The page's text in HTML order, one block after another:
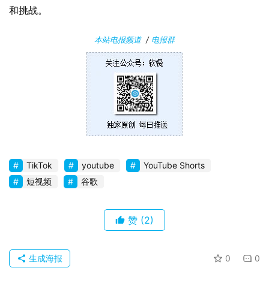
和挑战。
本站电报频道/ 电报群
TikTok youtube
YouTube Shorts
短视频
谷歌
赞 (2)
0 0
生成海报